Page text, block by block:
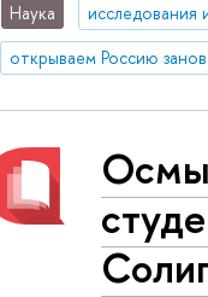
Наука исследования
открываем Россию